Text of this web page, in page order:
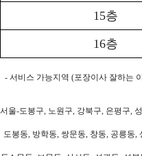
15층
16층
- 서비스 가능지역 (포장이사 잘하는
서울-도봉구, 노원구, 강북구, 은평구,
도봉동, 방학동, 쌍문동, 창동, 공릉동